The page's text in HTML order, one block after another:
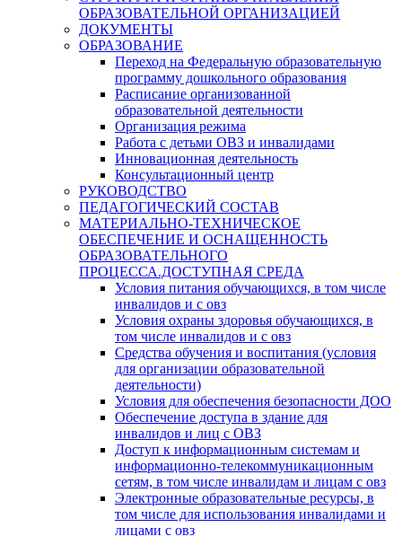
ОБРАЗОВАТЕЛЬНОЙ ОРГАНИЗАЦИЕЙ
ДОКУМЕНТЫ
ОБРАЗОВАНИЕ
Переход на Федеральную образовательную
программу дошкольного образования
Расписание организованной
образовательной деятельности
Организация режима
Работа с детьми ОВЗ и инвалидами
Инновационная деятельность
Консультационный центр
РУКОВОДСТВО
ПЕДАГОГИЧЕСКИЙ СОСТАВ
МАТЕРИАЛЬНО-ТЕХНИЧЕСКОЕ
ОБЕСПЕЧЕНИЕ И ОСНАЩЕННОСТЬ
ОБРАЗОВАТЕЛЬНОГО
ПРОЦЕССА.ДОСТУПНАЯ СРЕДА
Условия питания обучающихся, в том числе
инвалидов и с овз
Условия охраны здоровья обучающихся, в
том числе инвалидов и с овз
Средства обучения и воспитания (условия
для организации образовательной
деятельности)
Условия для обеспечения безопасности ДОО
Обеспечение доступа в здание для
инвалидов и лиц с ОВЗ
Доступ к информационным системам и
информационно-телекоммуникационным
сетям, в том числе инвалидам и лицам с овз
Электронные образовательные ресурсы, в
том числе для использования инвалидами и
лицами с овз